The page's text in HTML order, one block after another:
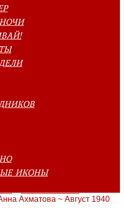
ИКОНЫ
Ахматова ~ Август 1940